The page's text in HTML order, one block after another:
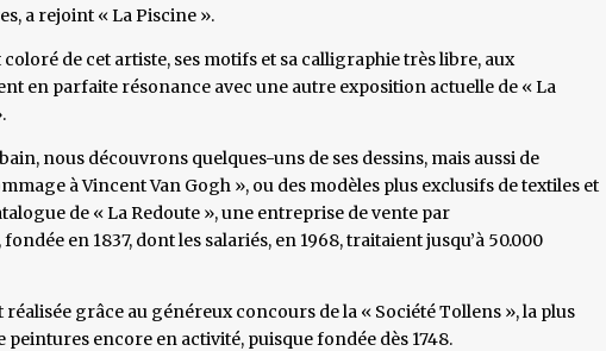
a rejoint « La Piscine ».
de cet artiste, ses motifs et sa calligraphie très libre, aux
en parfaite résonance avec une autre exposition actuelle de « La
nous découvrons quelques-uns de ses dessins, mais aussi de
à Vincent Van Gogh », ou des modèles plus exclusifs de textiles et
de « La Redoute », une entreprise de vente par
en 1837, dont les salariés, en 1968, traitaient jusqu’à 50.000
grâce au généreux concours de la « Société Tollens », la plus
encore en activité, puisque fondée dès 1748.